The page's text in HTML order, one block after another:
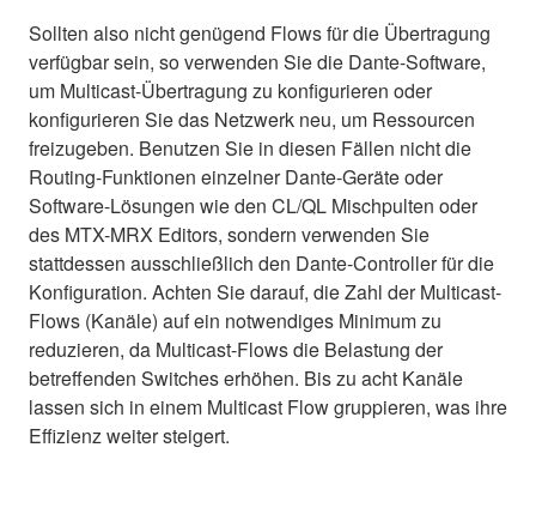
Sollten also nicht genügend Flows für die Übertragung
verfügbar sein, so verwenden Sie die Dante-Software,
um Multicast-Übertragung zu konfigurieren oder
konfigurieren Sie das Netzwerk neu, um Ressourcen
freizugeben. Benutzen Sie in diesen Fällen nicht die
Routing-Funktionen einzelner Dante-Geräte oder
Software-Lösungen wie den CL/QL Mischpulten oder
des MTX-MRX Editors, sondern verwenden Sie
stattdessen ausschließlich den Dante-Controller für die
Konfiguration. Achten Sie darauf, die Zahl der Multicast-
Flows (Kanäle) auf ein notwendiges Minimum zu
reduzieren, da Multicast-Flows die Belastung der
betreffenden Switches erhöhen. Bis zu acht Kanäle
lassen sich in einem Multicast Flow gruppieren, was ihre
Effizienz weiter steigert.